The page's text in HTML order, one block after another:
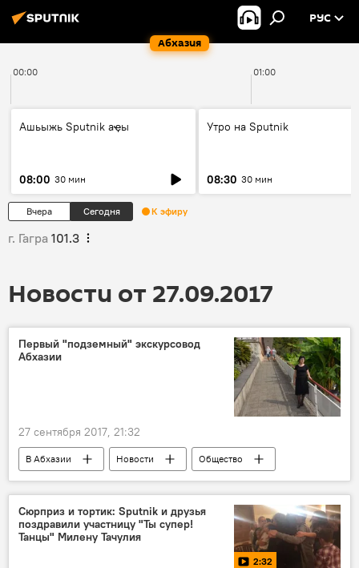
Абхазия
РУС
00:00 01:00
Ашьыжь Sputnik аҿы
08:00 30 мин
Утро на Sputnik
08:30 30 мин
Вчера Сегодня К эфиру
г. Гагра 101.3
Новости от 27.09.2017
Первый "подземный" экскурсовод
Абхазии
27 сентября 2017, 21:32
В Абхазии Новости Общество
Сюрприз и тортик: Sputnik и друзья
поздравили участницу "Ты супер!
Танцы" Милену Тачулия
2:32